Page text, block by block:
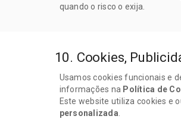
quando o risco o exija.
10. Cookies,
Usamos cookies funcionais e
informações na Política de
Este website utiliza cookies e
personalizada